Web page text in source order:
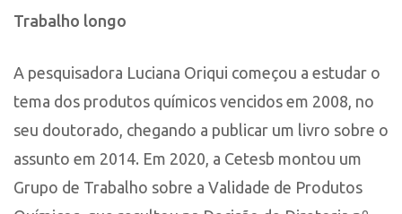
Trabalho longo
A pesquisadora Luciana Oriqui começou a estudar o
tema dos produtos químicos vencidos em 2008, no
seu doutorado, chegando a publicar um livro sobre o
assunto em 2014. Em 2020, a Cetesb montou um
Grupo de Trabalho sobre a Validade de Produtos